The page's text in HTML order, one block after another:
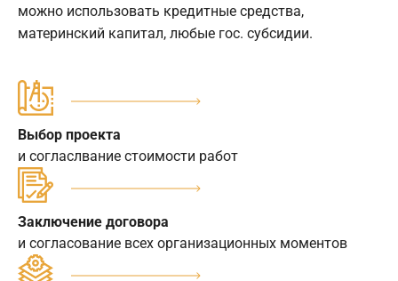
можно использовать кредитные средства,
материнский капитал, любые гос. субсидии.
Выбор проекта
и согласлвание стоимости работ
Заключение договора
и согласование всех организационных моментов